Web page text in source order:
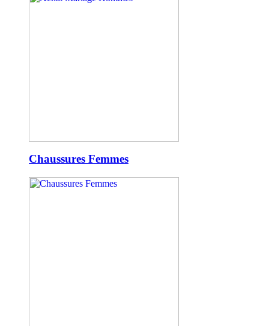
Chaussures Femmes